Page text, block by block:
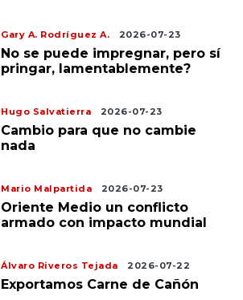
Gary A. Rodríguez A. 2026-07-23
No se puede impregnar, pero sí
pringar, lamentablemente?
Hugo Salvatierra 2026-07-23
Cambio para que no cambie
nada
Mario Malpartida 2026-07-23
Oriente Medio un conflicto
armado con impacto mundial
Álvaro Riveros Tejada 2026-07-22
Exportamos Carne de Cañón